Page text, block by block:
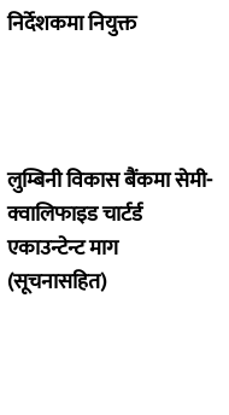
निर्देशकमा नियुक्त
लुम्बिनी विकास बैंकमा सेमी-
क्वालिफाइड चार्टर्ड
एकाउन्टेन्ट माग
(सूचनासहित)